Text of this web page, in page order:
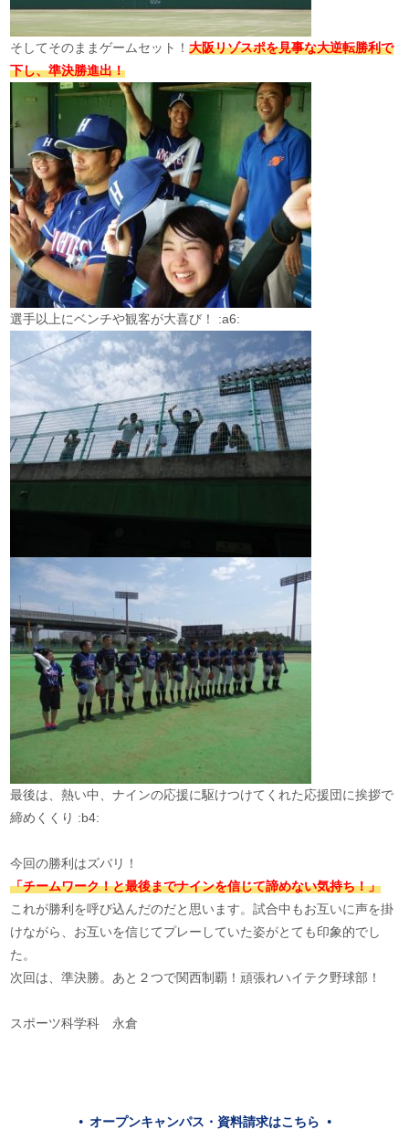
そしてそのままゲームセット！大阪リゾスポを見事な大逆転勝利で
下し、準決勝進出！
選手以上にベンチや観客が大喜び！ :a6:
最後は、熱い中、ナインの応援に駆けつけてくれた応援団に挨拶で
締めくくり :b4:
今回の勝利はズバリ！
「チームワーク！と最後までナインを信じて諦めない気持ち！」
これが勝利を呼び込んだのだと思います。試合中もお互いに声を掛
けながら、お互いを信じてプレーしていた姿がとても印象的でし
た。
次回は、準決勝。あと２つで関西制覇！頑張れハイテク野球部！
スポーツ科学科 永倉
オープンキャンパス・資料請求はこちら